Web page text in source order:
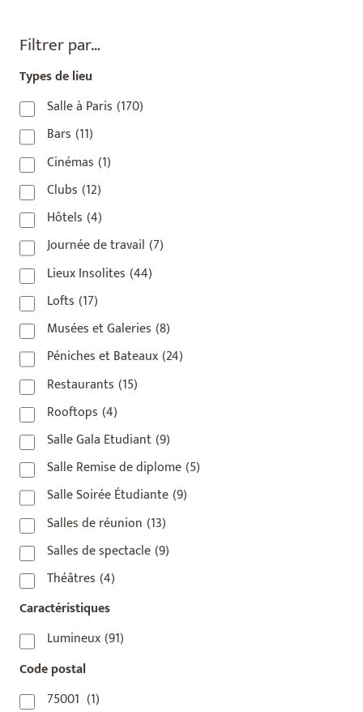
Filtrer par…
Types de lieu
Salle à Paris (170)
Bars (11)
Cinémas (1)
Clubs (12)
Hôtels (4)
Journée de travail (7)
Lieux Insolites (44)
Lofts (17)
Musées et Galeries (8)
Péniches et Bateaux(24)
Restaurants (15)
Rooftops (4)
Salle Gala Etudiant(9)
Salle Remise de diplome(5)
Salle Soirée Étudiante(9)
Salles de réunion (13)
Salles de spectacle(9)
Théâtres (4)
Caractéristiques
Lumineux(91)
Code postal
75001 (1)